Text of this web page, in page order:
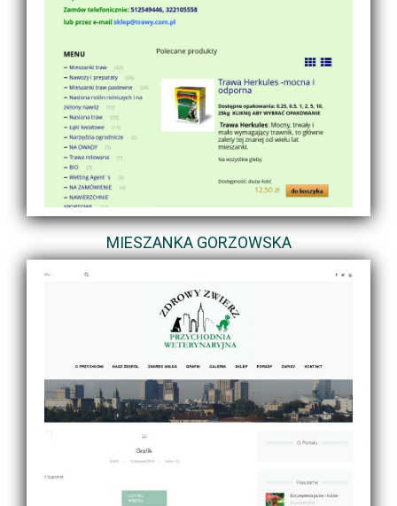
MIESZANKA GORZOWSKA